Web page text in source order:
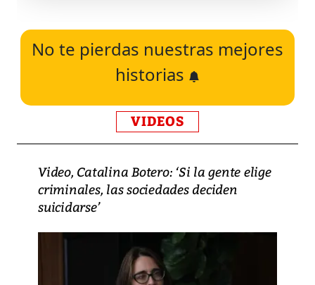
No te pierdas nuestras mejores
historias
VIDEOS
Video, Catalina Botero: ‘Si la gente elige
criminales, las sociedades deciden
suicidarse’